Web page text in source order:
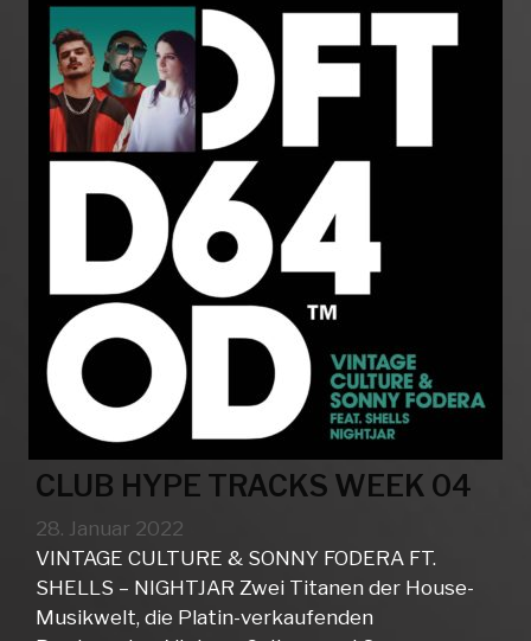
CLUB HYPE TRACKS WEEK 04
28. Januar 2022
VINTAGE CULTURE & SONNY FODERA FT.
SHELLS – NIGHTJAR Zwei Titanen der House-
Musikwelt, die Platin-verkaufenden